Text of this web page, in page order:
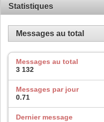
Statistiques
Messages au total
Messages au total
3 132
Messages par jour
0.71
Dernier message